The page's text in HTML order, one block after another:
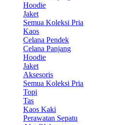
Hoodie
Jaket
Semua Koleksi Pria
Kaos
Celana Pendek
Celana Panjang
Hoodie
Jaket
Aksesoris
Semua Koleksi Pria
Topi
Tas
Kaos Kaki
Perawatan Sepatu